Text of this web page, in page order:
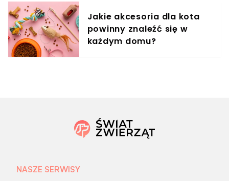
Jakie akcesoria dla kota
powinny znaleźć się w
każdym domu?
NASZE SERWISY